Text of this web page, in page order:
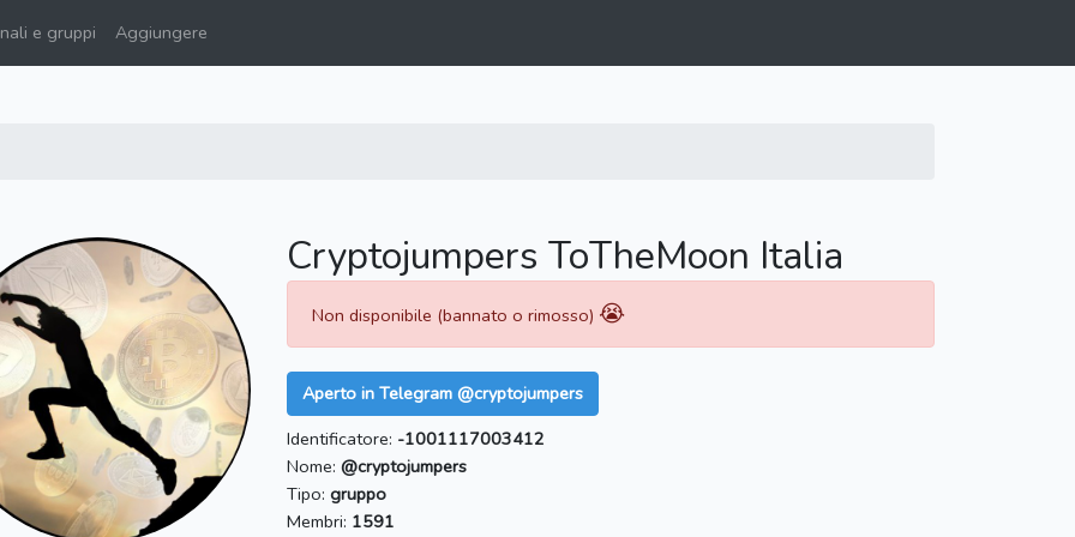
e gruppi Aggiungere
Cryptojumpers ToTheMoon Italia
Non disponibile (bannato o rimosso) 😭
Aperto in Telegram @cryptojumpers
Identificatore: -1001117003412
Nome: @cryptojumpers
Tipo: gruppo
Membri: 1591